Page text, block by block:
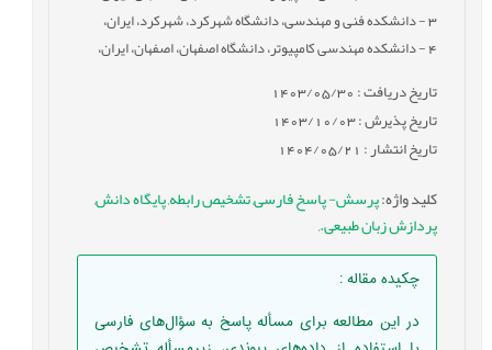
3- دانشکده فنی و مهندسی، دانشگاه شهرکرد، شهرکرد، ایران،
4- دانشکده مهندسی کامپیوتر، دانشگاه اصفهان، اصفهان، ایران،
تاریخ دریافت : 1403/05/30
تاریخ پذیرش : 1403/10/03
تاریخ انتشار : 1404/05/21
کلید واژه:پرسش- پاسخ فارسی,تشخیص رابطه,پایگاه دانش,
پردازش زبان طبیعی.,
چکیده مقاله:
در این مطالعه برای مسأله پاسخ به سؤال‌های فارسی